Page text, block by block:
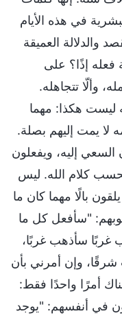
في هذه الأيام
والدلالة العميقة
فعله إذًا؟ على
وألّا تتجاهله.
ليست هكذا: مهما
لا يمت إليهم بصلة.
إليه، ويفعلون
كلام الله. ليس
بالًا مهما كان ما
"سأفعل كل ما
غربًا سأذهب غربًا،
وإن أمرني بأن
أمرًا واحدًا فقط:
في أنفسهم: "يوجد